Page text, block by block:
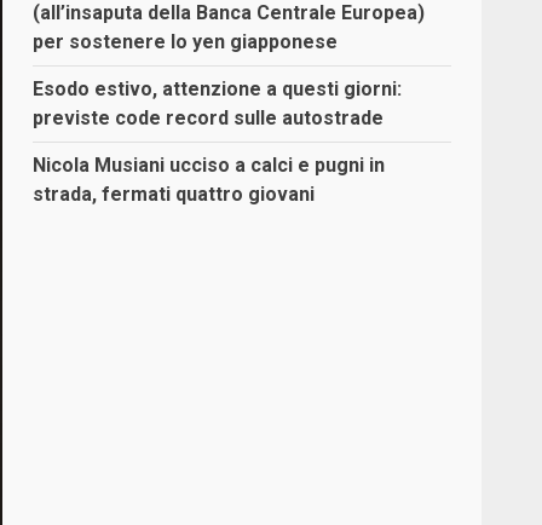
(all’insaputa della Banca Centrale Europea)
per sostenere lo yen giapponese
Esodo estivo, attenzione a questi giorni:
previste code record sulle autostrade
Nicola Musiani ucciso a calci e pugni in
strada, fermati quattro giovani